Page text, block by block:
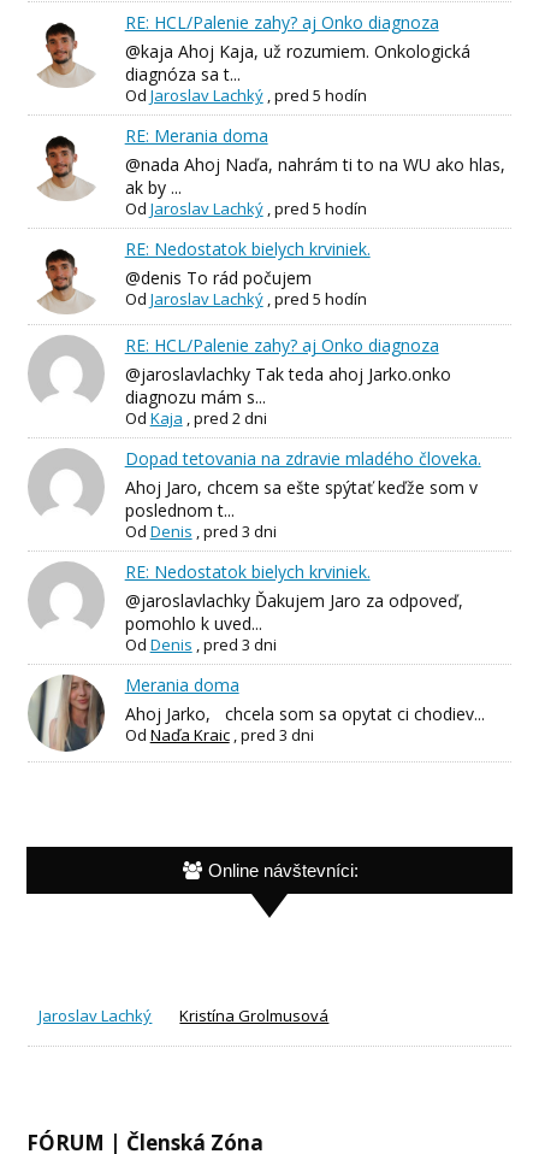
RE: HCL/Palenie zahy? aj Onko diagnoza
@kaja Ahoj Kaja, už rozumiem. Onkologická
diagnóza sa t...
Od Jaroslav Lachký,pred 5 hodín
RE: Merania doma
@nada Ahoj Naďa, nahrám ti to na WU ako hlas,
ak by ...
Od Jaroslav Lachký,pred 5 hodín
RE: Nedostatok bielych krviniek.
@denis To rád počujem
Od Jaroslav Lachký,pred 5 hodín
RE: HCL/Palenie zahy? aj Onko diagnoza
@jaroslavlachky Tak teda ahoj Jarko.onko
diagnozu mám s...
Od Kaja ,pred 2 dni
Dopad tetovania na zdravie mladého človeka.
Ahoj Jaro, chcem sa ešte spýtať keďže som v
poslednom t...
Od Denis ,pred 3 dni
RE: Nedostatok bielych krviniek.
@jaroslavlachky Ďakujem Jaro za odpoveď,
pomohlo k uved...
Od Denis ,pred 3 dni
Merania doma
Ahoj Jarko, chcela som sa opytat ci chodiev...
Od Naďa Kraic,pred 3 dni
Online návštevníci:
Jaroslav Lachký Kristína Grolmusová
FÓRUM | Členská Zóna